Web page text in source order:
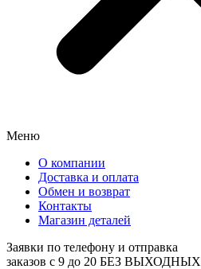
Меню
О компании
Доставка и оплата
Обмен и возврат
Контакты
Магазин деталей
Заявки по телефону и отправка
заказов с 9 до 20 БЕЗ ВЫХОДНЫХ